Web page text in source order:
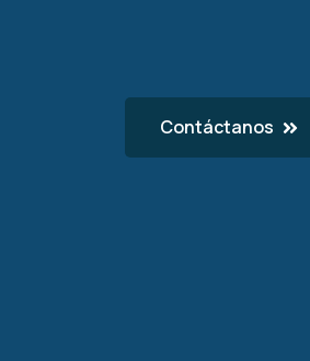
Contáctanos